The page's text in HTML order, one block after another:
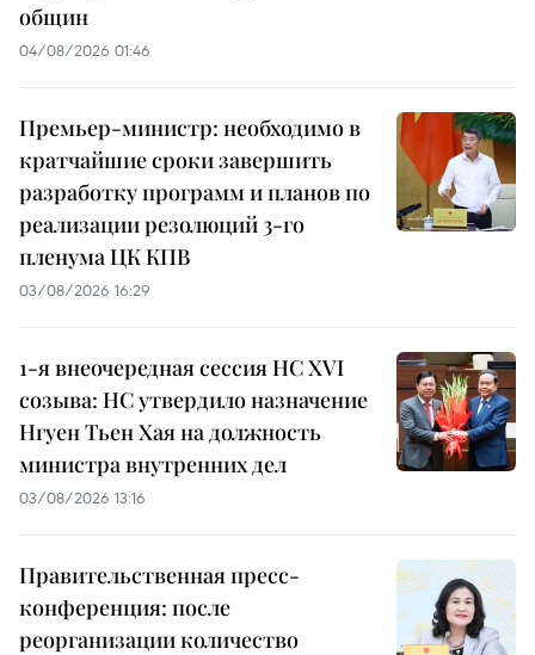
общин
04/08/2026 01:46
Премьер-министр: необходимо в
кратчайшие сроки завершить
разработку программ и планов по
реализации резолюций 3-го
пленума ЦК КПВ
03/08/2026 16:29
1-я внеочередная сессия НС XVI
созыва: НС утвердило назначение
Нгуен Тьен Хая на должность
министра внутренних дел
03/08/2026 13:16
Правительственная пресс-
конференция: после
реорганизации количество